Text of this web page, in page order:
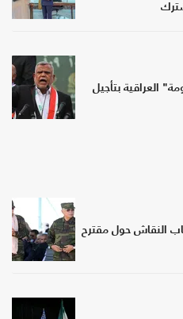
العراقية بتأجيل
النقاش حول مقترح